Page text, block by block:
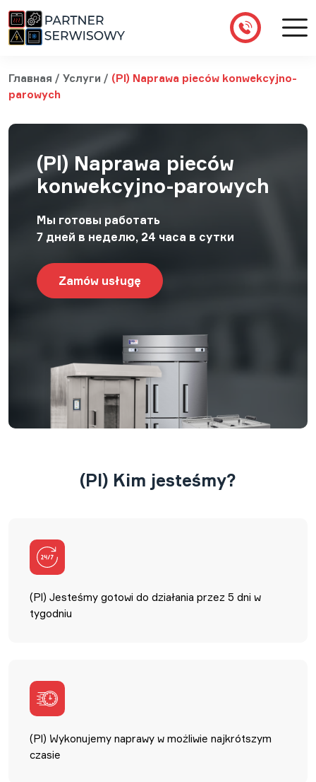
Главная / Услуги / (Pl) Naprawa pieców konwekcyjno-
parowych
(Pl) Naprawa pieców
konwekcyjno-parowych
Мы готовы работать
7 дней в неделю, 24 часа в сутки
Zamów usługę
(Pl) Kim jesteśmy?
(Pl) Jesteśmy gotowi do działania przez 5 dni w
tygodniu
(Pl) Wykonujemy naprawy w możliwie najkrótszym
czasie